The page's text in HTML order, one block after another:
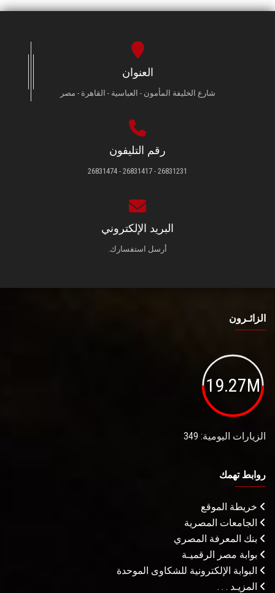
العنوان
شارع الخليفة المأمون - العباسية - القاهرة - مصر
رقم التليفون
26831231 - 26831417 - 26831474
البريد الإلكتروني
أرسل استفسارك.
الزائـرون
19.27M
الزيارات اليومية: 349
روابط تهمك
خريطة الموقع
الجامعات المصرية
بنك المعرفة المصري
بوابة مصر الرقميـة
البوابة الإلكترونية للشكاوى الموحدة
المزيـد . . .